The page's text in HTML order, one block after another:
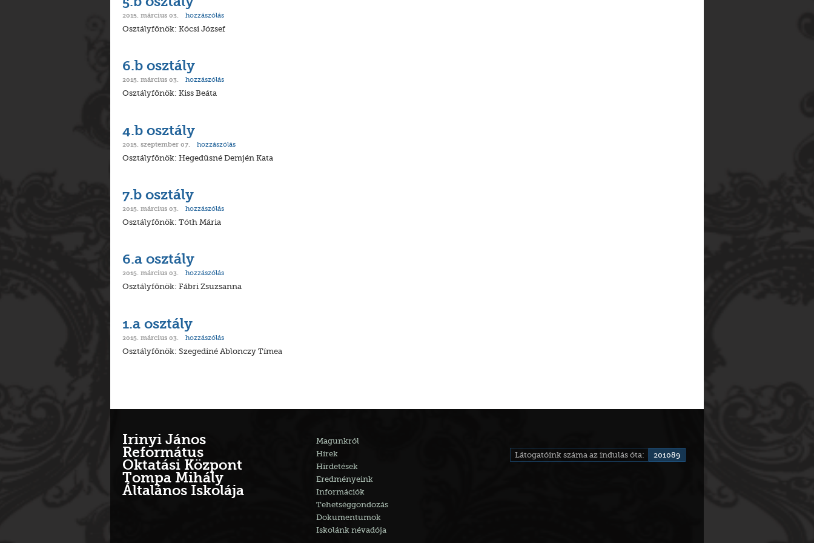
2015. március 03. hozzászólás
Osztályfőnök: Kócsi József
6.b osztály
2015. március 03. hozzászólás
Osztályfőnök: Kiss Beáta
4.b osztály
2015. szeptember 07. hozzászólás
Osztályfőnök: Hegedűsné Demjén Kata
7.b osztály
2015. március 03. hozzászólás
Osztályfőnök: Tóth Mária
6.a osztály
2015. március 03. hozzászólás
Osztályfőnök: Fábri Zsuzsanna
1.a osztály
2015. március 03. hozzászólás
Osztályfőnök: Szegediné Ablonczy Tímea
Irinyi János
Református
Oktatási Központ
Tompa Mihály
Általános Iskolája
Magunkról
Hírek
Hirdetések
Eredményeink
Információk
Tehetséggondozás
Dokumentumok
Iskolánk névadója
Látogatóink száma az indulás óta: 201089